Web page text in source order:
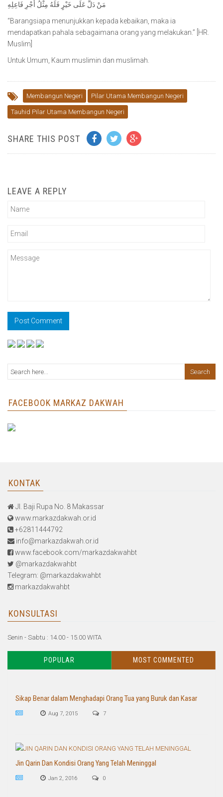
مَنْ دَلَّ عَلَى خَيْرٍ فَلَهُ مِثْلُ أَجْرِ فَاعِلِهِ
“Barangsiapa menunjukkan kepada kebaikan, maka ia
mendapatkan pahala sebagaimana orang yang melakukan.” [HR.
Muslim]
Untuk Umum, Kaum muslimin dan muslimah.
Membangun Negeri Pilar Utama Membangun Negeri
Tauhid Pilar Utama Membangun Negeri
SHARE THIS POST
LEAVE A REPLY
FACEBOOK MARKAZ DAKWAH
KONTAK
Jl. Baji Rupa No. 8 Makassar
www.markazdakwah.or.id
+62811444792
info@markazdakwah.or.id
www.facebook.com/markazdakwahbt
@markazdakwahbt
Telegram: @markazdakwahbt
markazdakwahbt
KONSULTASI
Senin - Sabtu : 14.00 - 15.00 WITA
POPULAR MOST COMMENTED
Sikap Benar dalam Menghadapi Orang Tua yang Buruk dan Kasar
Aug 7, 2015 7
Jin Qarin Dan Kondisi Orang Yang Telah Meninggal
Jan 2, 2016 0